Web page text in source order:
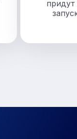
придут